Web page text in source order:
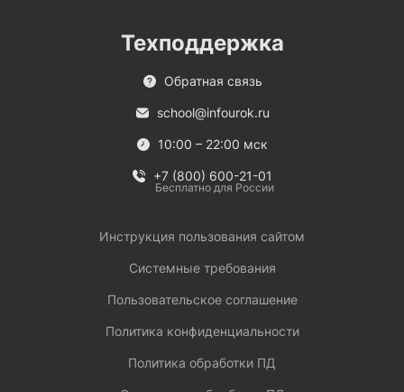
Техподдержка
Обратная связь
school@infourok.ru
10:00 – 22:00 мск
+7 (800) 600-21-01
Бесплатно для России
Инструкция пользования сайтом
Системные требования
Пользовательское соглашение
Политика конфиденциальности
Политика обработки ПД